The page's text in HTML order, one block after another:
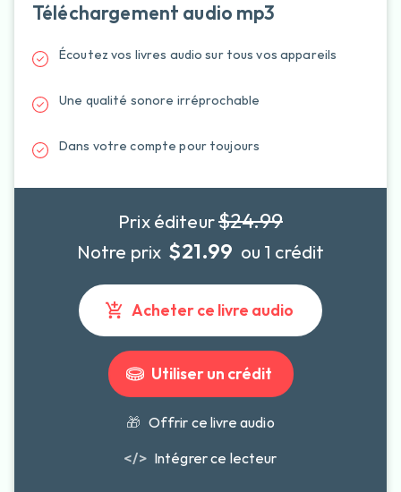
Téléchargement audio mp3
Écoutez vos livres audio sur tous vos appareils
Une qualité sonore irréprochable
Dans votre compte pour toujours
Prix éditeur$24.99
Notre prix $21.99 ou 1 crédit
Acheter ce livre audio
Utiliser un crédit
🎁 Offrir ce livre audio
</> Intégrer ce lecteur